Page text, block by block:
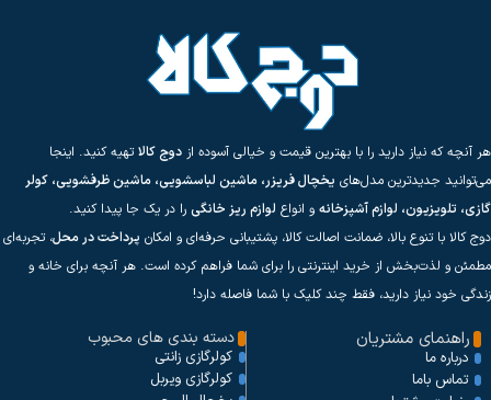
هر آنچه که نیاز دارید را با بهترین قیمت و خیالی آسوده از دوج کالاتهیه کنید. اینجا
می‌توانید جدیدترین مدل‌های یخچال فریزر، ماشین لباسشویی، ماشین ظرفشویی، کولر
گازی، تلویزیون، لوازم آشپزخانه و انواع لوازم ریز خانگی را در یک جا پیدا کنید.
دوج کالا با تنوع بالا، ضمانت اصالت کالا، پشتیبانی حرفه‌ای و امکان پرداخت در محل، تجربه‌ای
مطمئن و لذت‌بخش از خرید اینترنتی را برای شما فراهم کرده است. هر آنچه برای خانه و
زندگی خود نیاز دارید، فقط چند کلیک با شما فاصله دارد!
راهنمای مشتریان
درباره ما
تماس باما
دسته بندی های محبوب
کولرگازی زانتی
کولرگازی ویربل